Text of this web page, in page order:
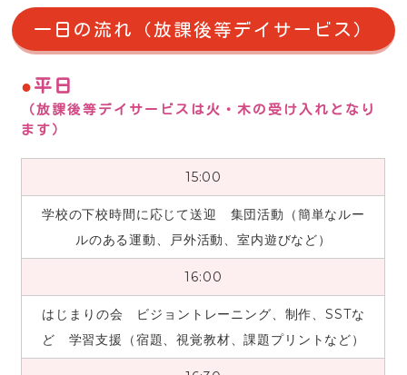
一日の流れ（放課後等デイサービス）
平日
（放課後等デイサービスは火・木の受け入れとなり
ます）
15:00
学校の下校時間に応じて送迎 集団活動（簡単なルー
ルのある運動、戸外活動、室内遊びなど）
16:00
はじまりの会 ビジョントレーニング、制作、SSTな
ど 学習支援（宿題、視覚教材、課題プリントなど）